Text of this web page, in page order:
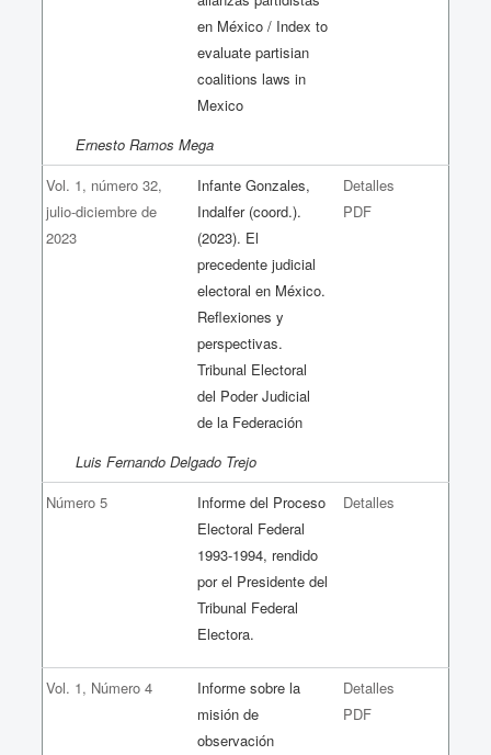
en México / Index to
evaluate partisian
coalitions laws in
Mexico
Ernesto Ramos Mega
Vol. 1, número 32,
julio-diciembre de
2023
Infante Gonzales,
Indalfer (coord.).
(2023). El
precedente judicial
electoral en México.
Reflexiones y
perspectivas.
Tribunal Electoral
del Poder Judicial
de la Federación
Detalles
PDF
Luis Fernando Delgado Trejo
Número 5
Informe del Proceso
Electoral Federal
1993-1994, rendido
por el Presidente del
Tribunal Federal
Electora.
Detalles
Vol. 1, Número 4
Informe sobre la
misión de
observación
Detalles
PDF